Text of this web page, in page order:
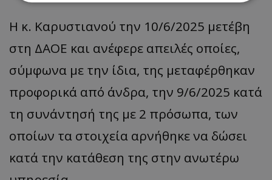
Η κ. Καρυστιανού την 10/6/2025 μετέβη
στη ΔΑΟΕ και ανέφερε απειλές οποίες,
σύμφωνα με την ίδια, της μεταφέρθηκαν
προφορικά από άνδρα, την 9/6/2025 κατά
τη συνάντησή της με 2 πρόσωπα, των
οποίων τα στοιχεία αρνήθηκε να δώσει
κατά την κατάθεση της στην ανωτέρω
Απολύτως απαραίτητα
Απόδοσης
Στόχευσης
Λειτουργικότητας
βασικές λειτουργίες του ιστότοπου, όπως τη
Ο ιστότοπος δεν μπορεί να χρησιμοποιηθεί σωστά
χωρίς τα απολύτως απαραίτητα cookies.
Ονοματεπώνυμο
Προμηθευτής /Πεδίο
usprivacy
.lifenewscy.tothemaonline.com